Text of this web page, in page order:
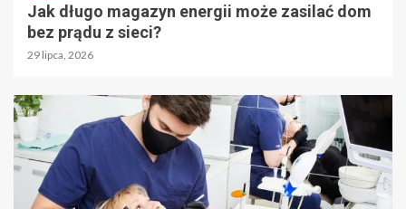
Jak długo magazyn energii może zasilać dom
bez prądu z sieci?
29 lipca, 2026